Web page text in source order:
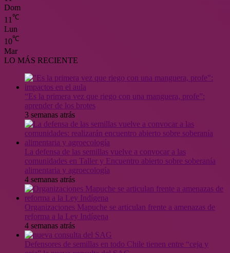
Dom
11℃
Lun
10℃
Mar
LO MÁS RECIENTE
“Es la primera vez que riego con una manguera, profe”:
aprender de los brotes
3 semanas atrás
La defensa de las semillas vuelve a convocar a las
comunidades en Taller y Encuentro abierto sobre soberanía
alimentaria y agroecología
4 semanas atrás
Organizaciones Mapuche se articulan frente a amenazas de
reforma a la Ley Indígena
4 semanas atrás
Defensores de semillas en todo Chile tienen entre “ceja y